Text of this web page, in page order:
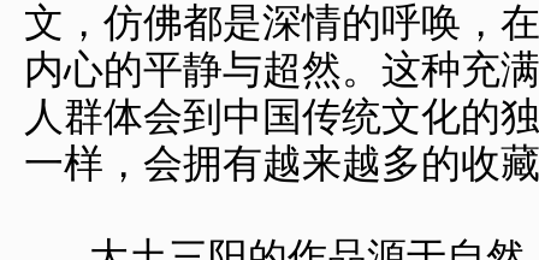
文，仿佛都是深情的呼唤，
内心的平静与超然。这种充
人群体会到中国传统文化的
一样，会拥有越来越多的收